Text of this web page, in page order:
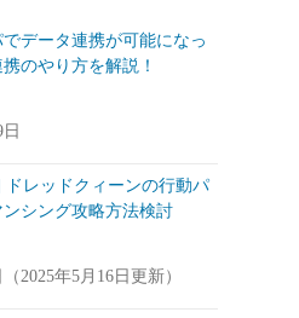
ォン(94)
データ連携が可能になっ
のやり方を解説！
ドレッドクィーンの行動パ
ンシング攻略方法検討
2025年5月16日更新）